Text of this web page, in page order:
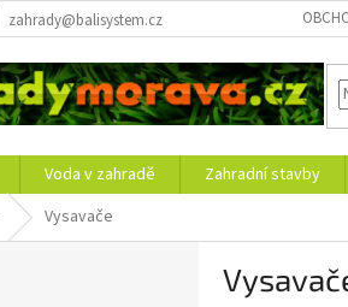
zahrady@balisystem.cz
Voda v zahradě Zahradní stavby
Vysavače